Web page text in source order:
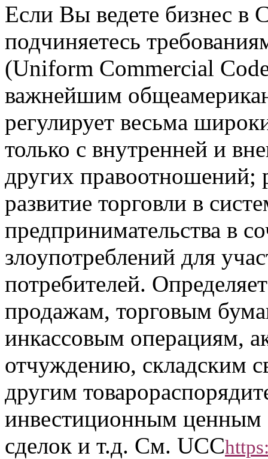
Если Вы ведете бизнес
подчиняетесь
(Uniform Commercial
важнейшим
регулирует весьма
только с внутренней и
других правоотношений;
развитие торговли в
предпринимательства в
злоупотреблений для
потребителей.
продажам, торговым
инкассовым операциям,
отчуждению, складским
другим
инвестиционным ценным
сделок и т.д. См. UCC